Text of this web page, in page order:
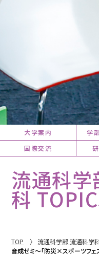
大学案内 学
国際交流
流通科
科
TOP
流通科学部 流通科学
音成ゼミ～「防災×スポーツフェ